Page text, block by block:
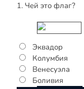
1. Чей это флаг?
Эквадор
Колумбия
Венесуэла
Боливия